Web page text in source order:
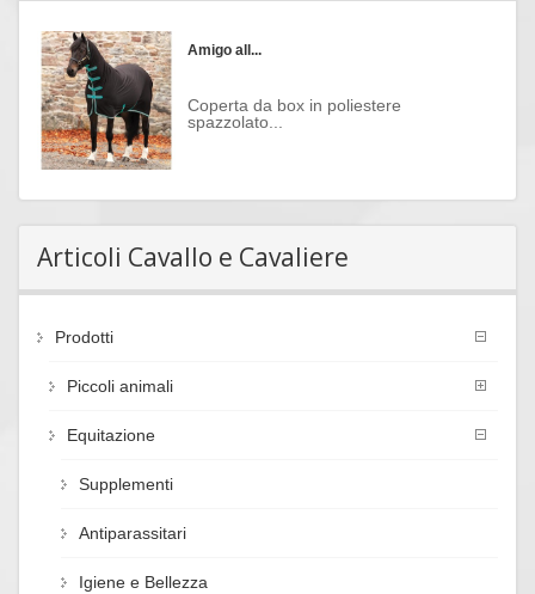
Amigo all...
Coperta da box in poliestere
spazzolato...
Articoli Cavallo e Cavaliere
Prodotti
Piccoli animali
Equitazione
Supplementi
Antiparassitari
Igiene e Bellezza